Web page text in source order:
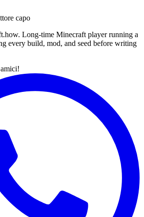
capo
Long-time Minecraft player running a
every build, mod, and seed before writing